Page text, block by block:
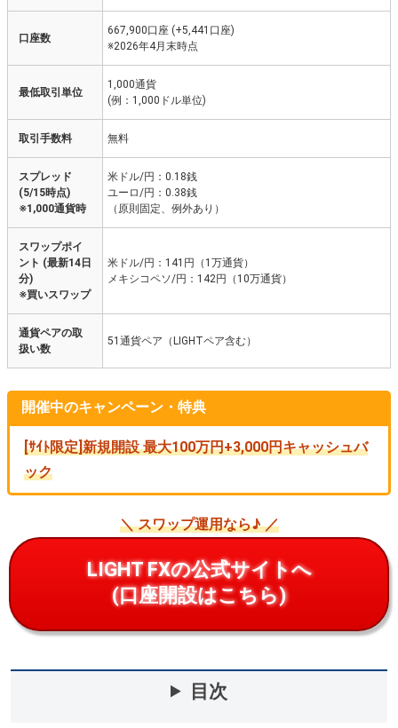
口座数
667,900口座 (+5,441口座)
※2026年4月末時点
最低取引単位
1,000通貨
(例：1,000ドル単位)
取引手数料 無料
スプレッド
(5/15時点)
※1,000通貨時
米ドル/円：0.18銭
ユーロ/円：0.38銭
（原則固定、例外あり）
スワップポイ
ント (最新14日
分)
※買いスワップ
米ドル/円：141円（1万通貨）
メキシコペソ/円：142円（10万通貨）
通貨ペアの取
扱い数
51通貨ペア（LIGHTペア含む）
開催中のキャンペーン・特典
[ｻｲﾄ限定]新規開設 最大100万円+3,000円キャッシュバ
ック
＼ スワップ運用なら♪ ／
LIGHT FXの公式サイトへ
(口座開設はこちら)
目次